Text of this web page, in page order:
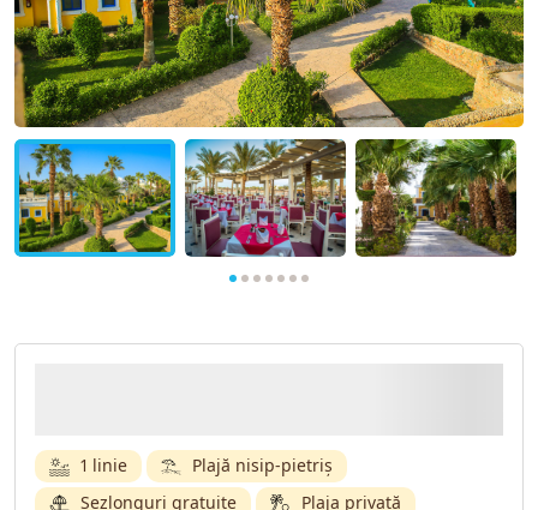
1 linie
Plajă nisip-pietriș
Șezlonguri gratuite
Plaja privată